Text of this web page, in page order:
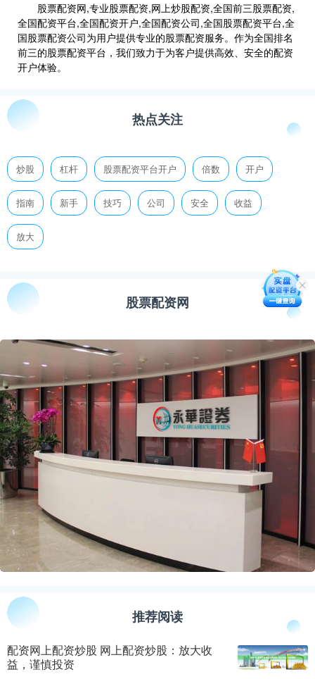
股票配资网,专业股票配资,网上炒股配资,全国前三股票配资,
全国配资平台,全国配资开户,全国配资公司,全国股票配资平台,全
国股票配资公司为用户提供专业的股票配资服务。作为全国排名
前三的股票配资平台，我们致力于为客户提供高效、安全的配资
开户体验。
热点关注
炒股 杠杆 股票配资平台开户 倍数 开户
指南 新手 技巧 公司 安全 收益
放大
股票配资网
推荐阅读
配资网上配资炒股 网上配资炒股：放大收
益，谨慎投资